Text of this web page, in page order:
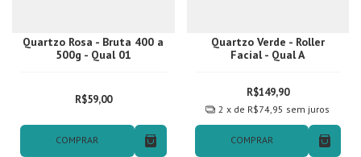
Quartzo Rosa - Bruta 400 a
500g - Qual 01
R$59,00
COMPRAR
Quartzo Verde - Roller
Facial - Qual A
R$149,90
2 x de R$74,95 sem juros
COMPRAR